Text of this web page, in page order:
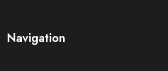
Navigation